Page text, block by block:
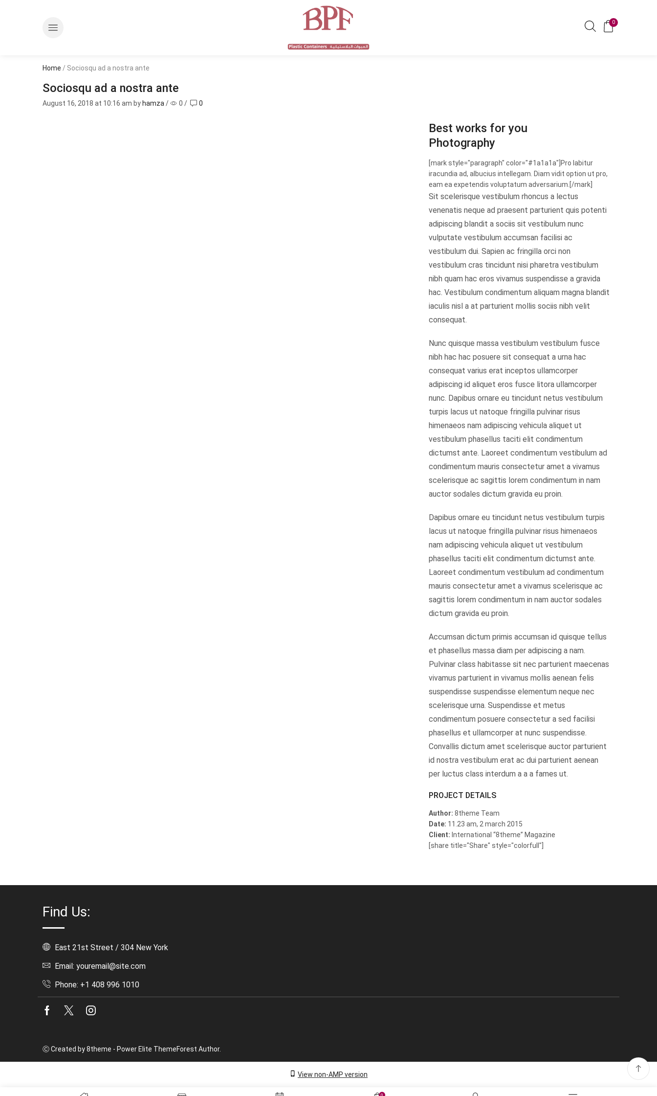
0
Home / Sociosqu ad a nostra ante
Sociosqu ad a nostra ante
August 16, 2018 at 10:16 am by hamza/ 0 / 0
Best works for you
Photography
[mark style="paragraph" color="#1a1a1a"]Pro labitur
iracundia ad, albucius intellegam. Diam vidit option ut pro,
eam ea expetendis voluptatum adversarium.[/mark]
Sit scelerisque vestibulum rhoncus a lectus
venenatis neque ad praesent parturient quis potenti
adipiscing blandit a sociis sit vestibulum nunc
vulputate vestibulum accumsan facilisi ac
vestibulum dui. Sapien ac fringilla orci non
vestibulum cras tincidunt nisi pharetra vestibulum
nibh quam hac eros vivamus suspendisse a gravida
hac. Vestibulum condimentum aliquam magna blandit
iaculis nisl a at parturient mollis sociis nibh velit
consequat.
Nunc quisque massa vestibulum vestibulum fusce
nibh hac hac posuere sit consequat a urna hac
consequat varius erat inceptos ullamcorper
adipiscing id aliquet eros fusce litora ullamcorper
nunc. Dapibus ornare eu tincidunt netus vestibulum
turpis lacus ut natoque fringilla pulvinar risus
himenaeos nam adipiscing vehicula aliquet ut
vestibulum phasellus taciti elit condimentum
dictumst ante. Laoreet condimentum vestibulum ad
condimentum mauris consectetur amet a vivamus
scelerisque ac sagittis lorem condimentum in nam
auctor sodales dictum gravida eu proin.
Dapibus ornare eu tincidunt netus vestibulum turpis
lacus ut natoque fringilla pulvinar risus himenaeos
nam adipiscing vehicula aliquet ut vestibulum
phasellus taciti elit condimentum dictumst ante.
Laoreet condimentum vestibulum ad condimentum
mauris consectetur amet a vivamus scelerisque ac
sagittis lorem condimentum in nam auctor sodales
dictum gravida eu proin.
Accumsan dictum primis accumsan id quisque tellus
et phasellus massa diam per adipiscing a nam.
Pulvinar class habitasse sit nec parturient maecenas
vivamus parturient in vivamus mollis aenean felis
suspendisse suspendisse elementum neque nec
scelerisque urna. Suspendisse et metus
condimentum posuere consectetur a sed facilisi
phasellus et ullamcorper at nunc suspendisse.
Convallis dictum amet scelerisque auctor parturient
id nostra vestibulum erat ac dui parturient aenean
per luctus class interdum a a a fames ut.
PROJECT DETAILS
Author: 8theme Team
Date: 11.23 am, 2 march 2015
Client: International “8theme” Magazine
[share title="Share" style="colorfull"]
Find Us:
East 21st Street / 304 New York
Email: youremail@site.com
Phone: +1 408 996 1010
Facebook
Twitter
Ⓒ Created by 8theme - Power Elite ThemeForest Author.
View non-AMP version
0